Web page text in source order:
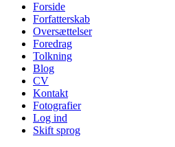
Forside
Forfatterskab
Oversættelser
Foredrag
Tolkning
Blog
CV
Kontakt
Fotografier
Log ind
Skift sprog